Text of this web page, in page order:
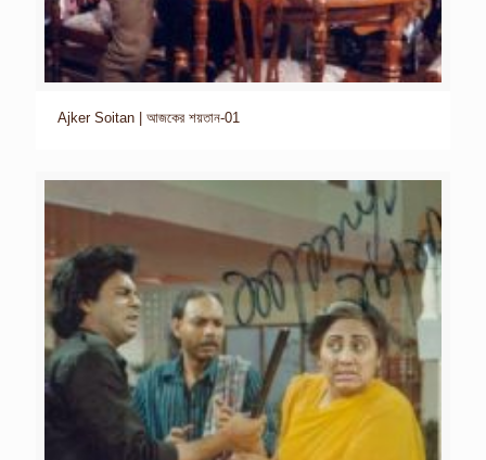
Ajker Soitan | আজকের শয়তান-01